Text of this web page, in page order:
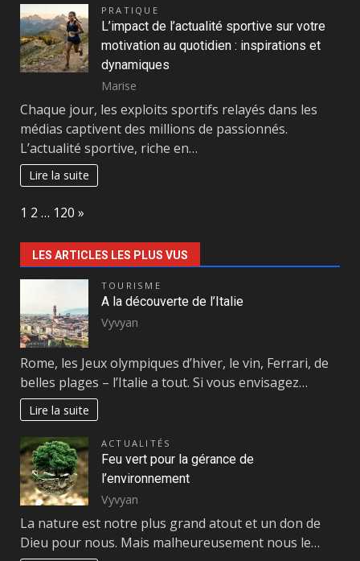
PRATIQUE
L’impact de l’actualité sportive sur votre
motivation au quotidien : inspirations et
dynamiques
Marise
Chaque jour, les exploits sportifs relayés dans les
médias captivent des millions de passionnés.
L’actualité sportive, riche en…
Lire la suite
Page:
1 2 … 120 Next
»
LES ARTICLES LES PLUS VUS
TOURISME
A la découverte de l’Italie
Vyvyan
Rome, les Jeux olympiques d’hiver, le vin, Ferrari, de
belles plages – l’Italie a tout. Si vous envisagez…
Lire la suite
ACTUALITÉS
Feu vert pour la gérance de
l’environnement
Vyvyan
La nature est notre plus grand atout et un don de
Dieu pour nous. Mais malheureusement nous le…